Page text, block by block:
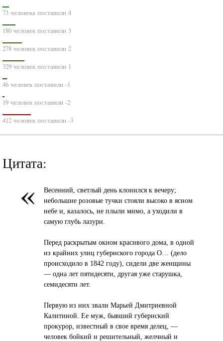
73 человека поставили 4
180 человек поставили 3
278 человек поставили 2
329 человек поставили 1
46 человек поставили -1
19 человек поставили -2
412 человек поставили -3
Цитата:
«
Весенний, светлый день клонился к вечеру;
небольшие розовые тучки стояли высоко в ясном
небе и, казалось, не плыли мимо, а уходили в
самую глубь лазури.
Перед раскрытым окном красивого дома, в одной
из крайних улиц губернского города О… (дело
происходило в 1842 году), сидели две женщины
— одна лет пятидесяти, другая уже старушка,
семидесяти лет.
Первую из них звали Марьей Дмитриевной
Калитиной. Ее муж, бывший губернский
прокурор, известный в свое время делец, —
человек бойкий и решительный, желчный и